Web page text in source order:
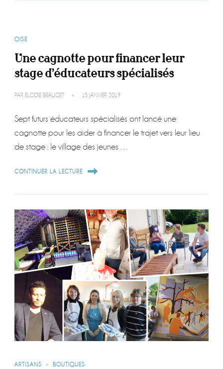
OISE
Une cagnotte pour financer leur
stage d’éducateurs spécialisés
PAR ELODIE BEAUGET 15 JANVIER 2019
Sept futurs éducateurs spécialisés ont lancé une
cagnotte pour les aider à financer le trajet vers leur lieu
de stage : le village des jeunes …
CONTINUER LA LECTURE
ARTISANS BOUTIQUES